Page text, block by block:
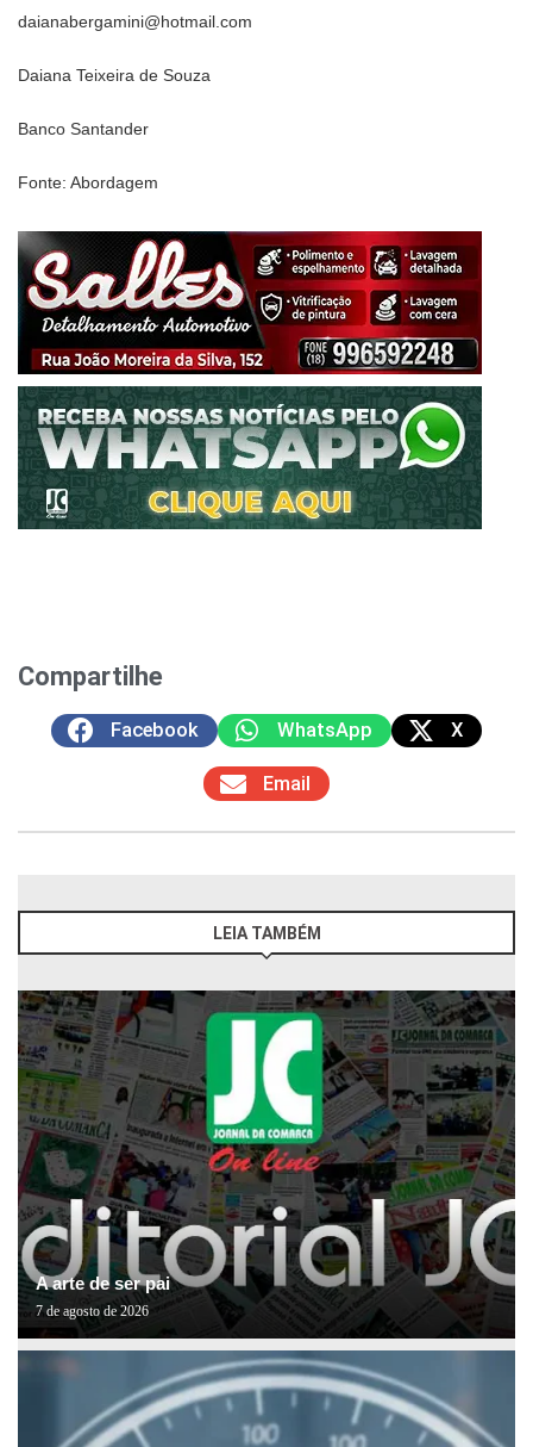
daianabergamini@hotmail.com
Daiana Teixeira de Souza
Banco Santander
Fonte: Abordagem
Compartilhe
Facebook WhatsApp X
Email
LEIA TAMBÉM
A arte de ser pai
7 de agosto de 2026